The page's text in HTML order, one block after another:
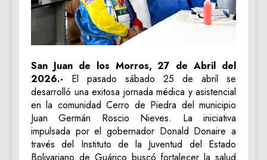
San Juan de los Morros, 27 de Abril del
2026.- El pasado sábado 25 de abril se
desarrolló una exitosa jornada médica y asistencial
en la comunidad Cerro de Piedra del municipio
Juan Germán Roscio Nieves. La iniciativa
impulsada por el gobernador Donald Donaire a
través del Instituto de la Juventud del Estado